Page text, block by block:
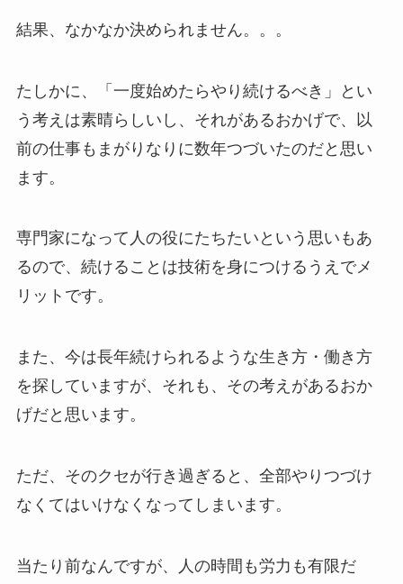
結果、なかなか決められません。。。
たしかに、「一度始めたらやり続けるべき」とい
う考えは素晴らしいし、それがあるおかげで、以
前の仕事もまがりなりに数年つづいたのだと思い
ます。
専門家になって人の役にたちたいという思いもあ
るので、続けることは技術を身につけるうえでメ
リットです。
また、今は長年続けられるような生き方・働き方
を探していますが、それも、その考えがあるおか
げだと思います。
ただ、そのクセが行き過ぎると、全部やりつづけ
なくてはいけなくなってしまいます。
当たり前なんですが、人の時間も労力も有限だ